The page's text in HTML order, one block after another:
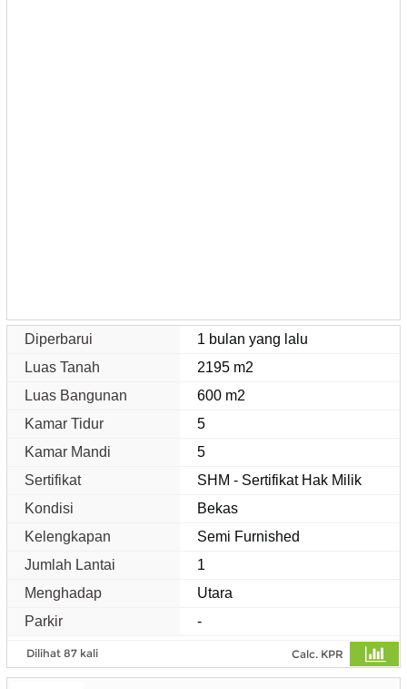
Diperbarui
1 bulan yang lalu
Luas Tanah
2195 m2
Luas Bangunan
600 m2
Kamar Tidur
5
Kamar Mandi
5
Sertifikat
SHM - Sertifikat Hak Milik
Kondisi
Bekas
Kelengkapan
Semi Furnished
Jumlah Lantai
1
Menghadap
Utara
Parkir
-
Dilihat 87 kali Calc. KPR